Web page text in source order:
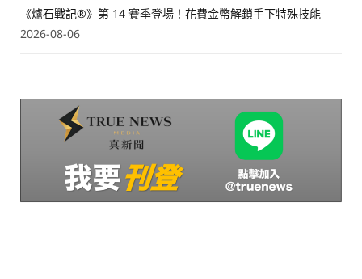
《爐石戰記®》第 14 賽季登場！花費金幣解鎖手下特殊技能
2026-08-06